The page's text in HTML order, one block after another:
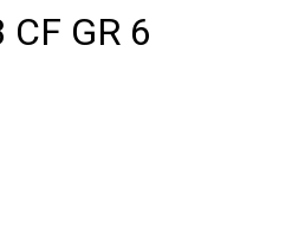
GR 6